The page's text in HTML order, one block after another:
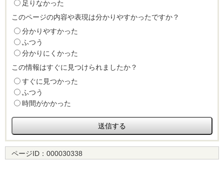
足りなかった
このページの内容や表現は分かりやすかったですか？
分かりやすかった
ふつう
分かりにくかった
この情報はすぐに見つけられましたか？
すぐに見つかった
ふつう
時間がかかった
ページID： 000030338